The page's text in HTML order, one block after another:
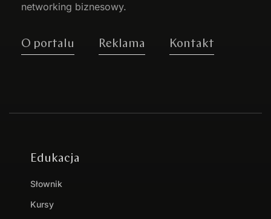
networking biznesowy.
O portalu Reklama Kontakt
Edukacja
Słownik
Kursy